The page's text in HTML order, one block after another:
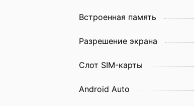
Встроенная память
Разрешение экрана
Слот SIM-карты
Android Auto